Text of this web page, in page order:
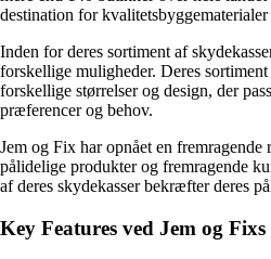
destination for
Inden for deres sortiment af
forskellige muligheder. Deres
forskellige størrelser og design, der
præferencer og behov.
Jem og Fix har opnået en
pålidelige produkter og fremragende
af deres skydekasser bekræfter deres
Key Features ved Jem og Fixs